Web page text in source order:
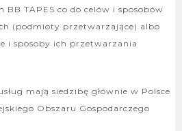
BB TAPES co do celów i sposobów
(podmioty przetwarzające) albo
i sposoby ich przetwarzania
mają siedzibę głównie w Polsce
Obszaru Gospodarczego